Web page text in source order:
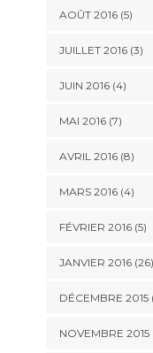
AOÛT 2016 (5)
JUILLET 2016 (3)
JUIN 2016 (4)
MAI 2016 (7)
AVRIL 2016 (8)
MARS 2016 (4)
FÉVRIER 2016 (5)
JANVIER 2016 (26)
DÉCEMBRE 2015
NOVEMBRE 2015